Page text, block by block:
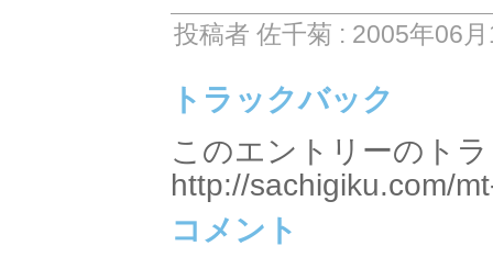
投稿者 佐千菊 : 2005年06
トラックバック
このエントリーのト
http://sachigiku.com/
コメント